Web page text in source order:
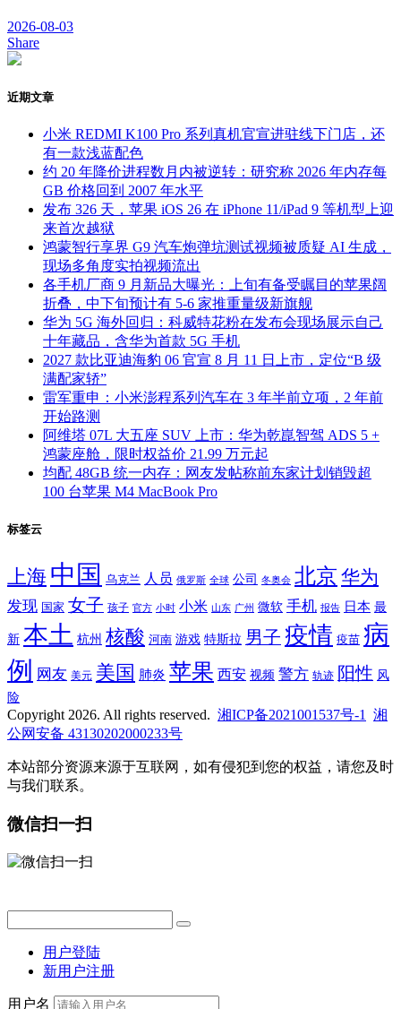
2026-08-03
Share
近期文章
小米 REDMI K100 Pro 系列真机官宣进驻线下门店，还
有一款浅蓝配色
约 20 年降价进程数月内被逆转：研究称 2026 年内存每
GB 价格回到 2007 年水平
发布 326 天，苹果 iOS 26 在 iPhone 11/iPad 9 等机型上迎
来首次越狱
鸿蒙智行享界 G9 汽车炮弹坑测试视频被质疑 AI 生成，
现场多角度实拍视频流出
各手机厂商 9 月新品大曝光：上旬有备受瞩目的苹果阔
折叠，中下旬预计有 5-6 家推重量级新旗舰
华为 5G 海外回归：科威特花粉在发布会现场展示自己
十年藏品，含华为首款 5G 手机
2027 款比亚迪海豹 06 官宣 8 月 11 日上市，定位“B 级
满配家轿”
雷军重申：小米澎程系列汽车在 3 年半前立项，2 年前
开始路测
阿维塔 07L 大五座 SUV 上市：华为乾崑智驾 ADS 5 +
鸿蒙座舱，限时权益价 21.99 万元起
均配 48GB 统一内存：网友发帖称前东家计划销毁超
100 台苹果 M4 MacBook Pro
标签云
上海 中国 乌克兰 人员 俄罗斯 全球 公司 冬奥会 北京 华为
发现 国家 女子 孩子 官方 小时 小米 山东 广州 微软 手机 报告 日本 最
新 本土 杭州 核酸 河南 游戏 特斯拉 男子 疫情 疫苗 病
例
网友 美元 美国 肺炎 苹果 西安 视频 警方 轨迹 阳性 风
险
Copyright 2026. All rights reserved. 湘ICP备2021001537号-1
湘
公网安备 43130202000233号
本站部分资源来源于互联网，如有侵犯到您的权益，请您及时
与我们联系。
微信扫一扫
用户登陆
新用户注册
用户名